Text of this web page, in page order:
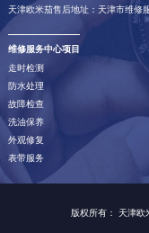
天津欧米茄售后地址：天津市维修
维修服务中心项目
走时检测
防水处理
故障检查
洗油保养
外观修复
表带服务
版权所有： 天津欧